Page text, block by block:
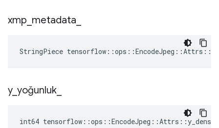
xmp metadata
StringPiece
y_ yoğunluk
int64